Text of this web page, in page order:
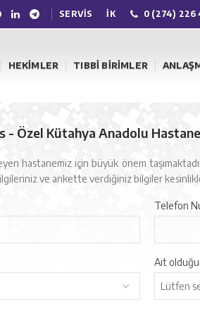
SERVIS İK 0 (274) 226
HEKIMLER TIBBI BIRIMLER
- Özel Kütahya Anadolu
hastanemiz için büyük önem
ve ankette verdiğiniz bilgiler
Telefon
Ait